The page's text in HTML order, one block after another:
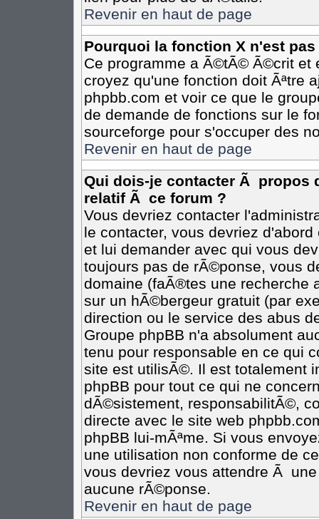
Revenir en haut de page
Pourquoi la fonction X n'est
Ce programme a Ã©tÃ© Ã©crit et
croyez qu'une fonction doit Ãªtre
phpbb.com et voir ce que le
de demande de fonctions sur le
sourceforge pour s'occuper des
Revenir en haut de page
Qui dois-je contacter Ã propos
relatif Ã ce forum ?
Vous devriez contacter
le contacter, vous devriez
et lui demander avec qui vous
toujours pas de rÃ©ponse, vous
domaine (faÃ®tes une recherche
sur un hÃ©bergeur gratuit (par
direction ou le service des abus
Groupe phpBB n'a absolument
tenu pour responsable en ce qui
site est utilisÃ©. Il est totalement
phpBB pour tout ce qui ne
dÃ©sistement, responsabilitÃ©,
directe avec le site web
phpBB lui-mÃªme. Si vous
une utilisation non conforme de
vous devriez vous attendre Ã
aucune rÃ©ponse.
Revenir en haut de page